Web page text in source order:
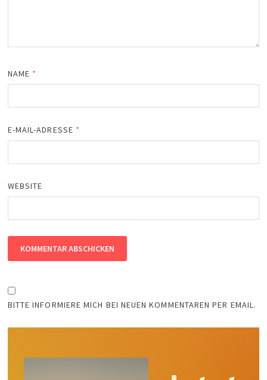
NAME *
E-MAIL-ADRESSE *
WEBSITE
BITTE INFORMIERE MICH BEI NEUEN KOMMENTAREN PER EMAIL.